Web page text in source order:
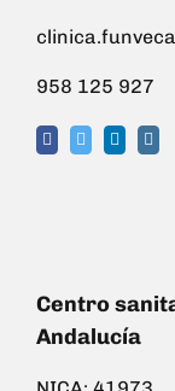
958 125 927
Centro
Andalucía